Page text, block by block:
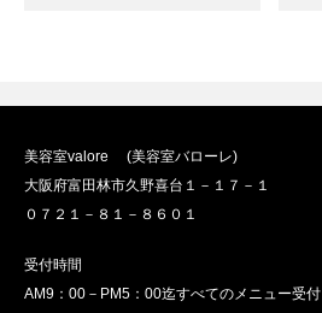
美容室valore (美容室バローレ)
大阪府富田林市久野喜台１－１７－１
０７２１－８１－８６０１
受付時間
AM9：00－PM5：00迄すべてのメニュー受付